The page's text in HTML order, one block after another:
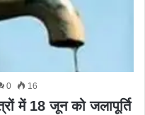
0 16
में 18 जून को जलापूर्ति